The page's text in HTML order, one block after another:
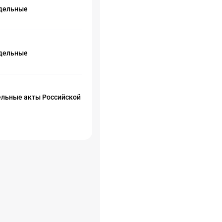
акты Российской